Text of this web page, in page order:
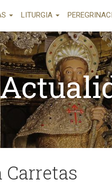
LITURGIA